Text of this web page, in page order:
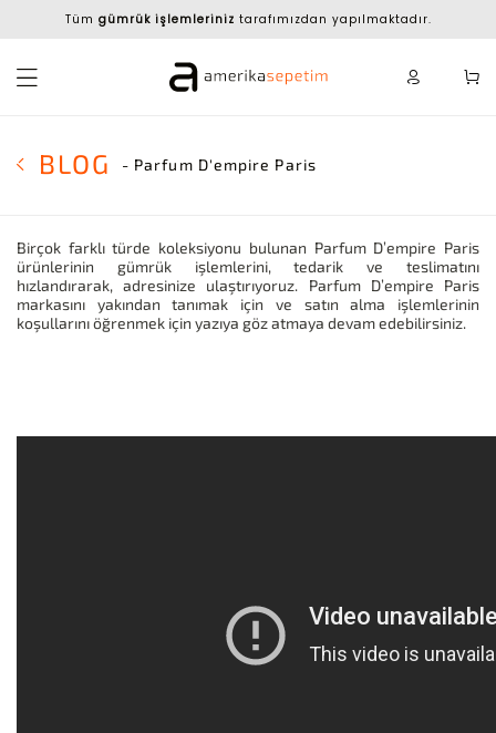
Tüm gümrük işlemleriniz tarafımızdan yapılmaktadır.
BLOG - Parfum D'empire Paris
Birçok farklı türde koleksiyonu bulunan Parfum D’empire Paris
ürünlerinin gümrük işlemlerini, tedarik ve teslimatını
hızlandırarak, adresinize ulaştırıyoruz. Parfum D’empire Paris
markasını yakından tanımak için ve satın alma işlemlerinin
koşullarını öğrenmek için yazıya göz atmaya devam edebilirsiniz.